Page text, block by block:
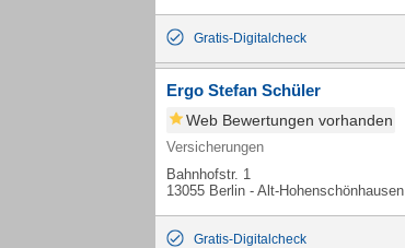
Gratis-Digitalcheck
Ergo Stefan Schüler
Web Bewertungen vorhanden
Versicherungen
Bahnhofstr. 1
13055 Berlin - Alt-Hohenschönhausen
Gratis-Digitalcheck